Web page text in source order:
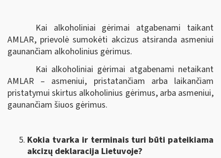
Kai alkoholiniai gėrimai atgabenami taikant
AMLAR, prievolė sumokėti akcizus atsiranda asmeniui
gaunančiam alkoholinius gėrimus.
Kai alkoholiniai gėrimai atgabenami netaikant
AMLAR – asmeniui, pristatančiam arba laikančiam
pristatymui skirtus alkoholinius gėrimus, arba asmeniui,
gaunančiam šiuos gėrimus.
Kokia tvarka ir terminais turi būti pateikiama
akcizų deklaracija Lietuvoje?